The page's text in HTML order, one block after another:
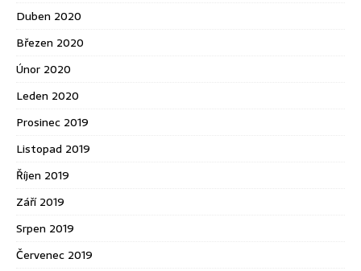
Duben 2020
Březen 2020
Únor 2020
Leden 2020
Prosinec 2019
Listopad 2019
Říjen 2019
Září 2019
Srpen 2019
Červenec 2019